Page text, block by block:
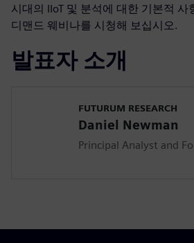
시대의 IIoT 및 분석에 대한 기본적 사
디맨드 웨비나를 시청해 보십시오.
발표자 소개
FUTURUM RESEARCH
Daniel Newman
Principal Analyst and